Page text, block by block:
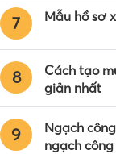
7 Mẫu hồ sơ
8
Cách tạo
giản nhất
9
Ngạch
ngạch